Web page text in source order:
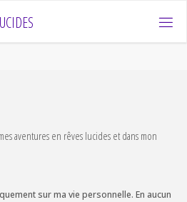
UCIDES
aventures en rêves lucides et dans mon
sur ma vie personnelle. En aucun